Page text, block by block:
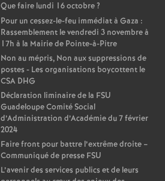
Que faire lundi 16 octobre?
Pour un cessez-le-feu immédiat à Gaza :
Rassemblement le vendredi 3 novembre à
17h à la Mairie de Pointe-à-Pitre
Non au mépris, Non aux suppressions de
postes - Les organisations boycottent le
CSA DHG
Déclaration liminaire de la FSU
Guadeloupe Comité Social
d’Administration d’Académie du 7 février
2024
Faire front pour battre l’extrême droite –
Communiqué de presse FSU
L’avenir des services publics et de leurs